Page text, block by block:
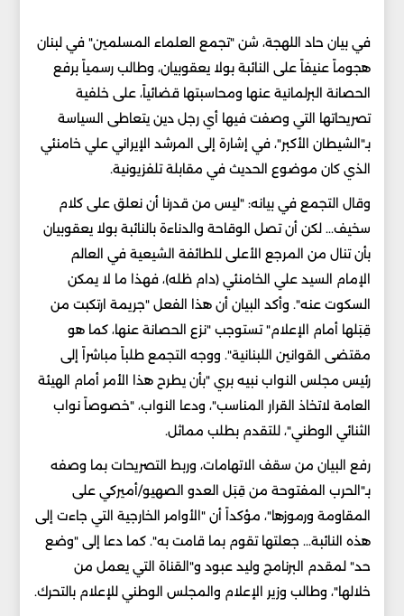
في بيان حاد اللهجة، شن "تجمع العلماء المسلمين" في لبنان
هجوماً عنيفاً على النائبة بولا يعقوبيان، وطالب رسمياً برفع
الحصانة البرلمانية عنها ومحاسبتها قضائياً، على خلفية
تصريحاتها التي وصفت فيها أي رجل دين يتعاطى السياسة
بـ"الشيطان الأكبر"، في إشارة إلى المرشد الإيراني علي خامنئي
الذي كان موضوع الحديث في مقابلة تلفزيونية.
وقال التجمع في بيانه: "ليس من قدرنا أن نعلق على كلام
سخيف... لكن أن تصل الوقاحة والدناءة بالنائبة بولا يعقوبيان
بأن تنال من المرجع الأعلى للطائفة الشيعية في العالم
الإمام السيد علي الخامنئي (دام ظله)، فهذا ما لا يمكن
السكوت عنه". وأكد البيان أن هذا الفعل "جريمة ارتكبت من
قِبَلها أمام الإعلام" تستوجب "نزع الحصانة عنها، كما هو
مقتضى القوانين اللبنانية". ووجه التجمع طلباً مباشراً إلى
رئيس مجلس النواب نبيه بري "بأن يطرح هذا الأمر أمام الهيئة
العامة لاتخاذ القرار المناسب"، ودعا النواب، "خصوصاً نواب
الثنائي الوطني"، للتقدم بطلب مماثل.
رفع البيان من سقف الاتهامات، وربط التصريحات بما وصفه
بـ"الحرب المفتوحة من قِبَل العدو الصهيو/أميركي على
المقاومة ورموزها"، مؤكداً أن "الأوامر الخارجية التي جاءت إلى
هذه النائبة... جعلتها تقوم بما قامت به". كما دعا إلى "وضع
حد" لمقدم البرنامج وليد عبود و"القناة التي يعمل من
خلالها"، وطالب وزير الإعلام والمجلس الوطني للإعلام بالتحرك.